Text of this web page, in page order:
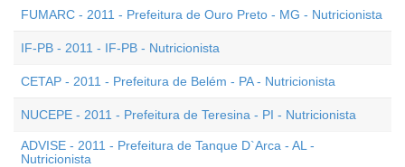
FUMARC - 2011 - Prefeitura de Ouro Preto - MG - Nutricionista
IF-PB - 2011 - IF-PB - Nutricionista
CETAP - 2011 - Prefeitura de Belém - PA - Nutricionista
NUCEPE - 2011 - Prefeitura de Teresina - PI - Nutricionista
ADVISE - 2011 - Prefeitura de Tanque D`Arca - AL -
Nutricionista